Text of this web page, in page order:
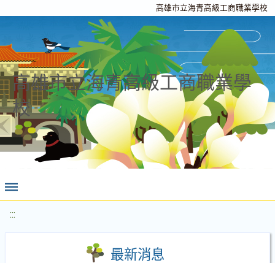
高雄市立海青高級工商職業學校
高雄市立海青高級工商職業學
校
:::
最新消息